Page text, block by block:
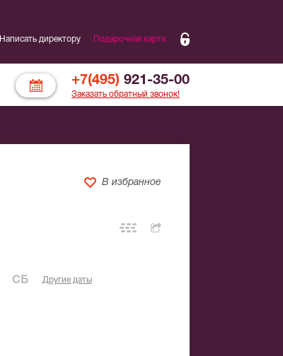
Написать директору Подарочная карта
+7(495) 921-35-00
Заказать обратный звонок!
В избранное
СБ Другие даты